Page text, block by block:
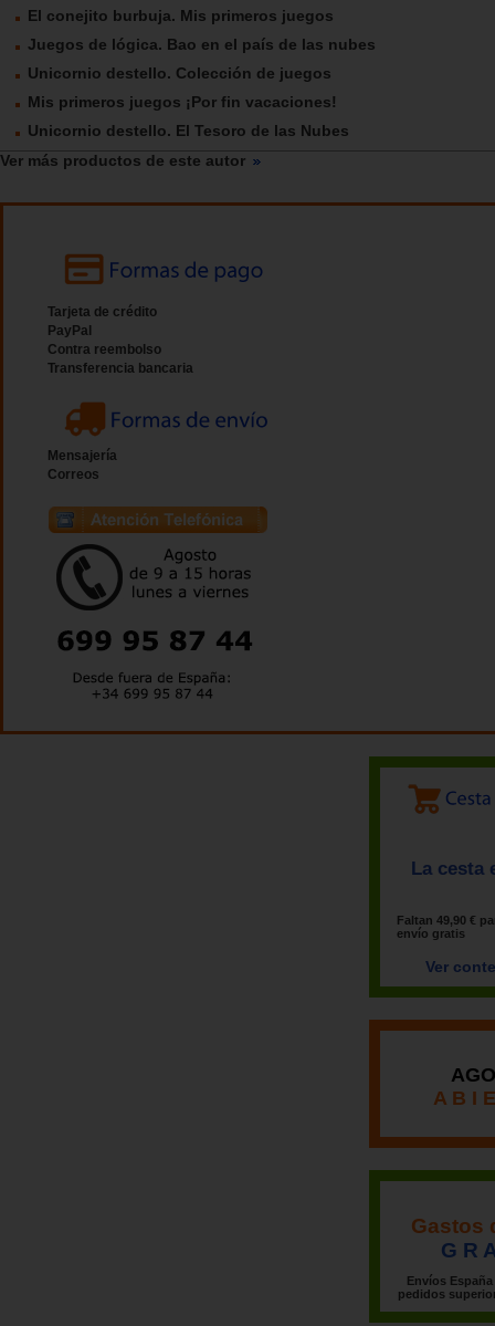
El conejito burbuja. Mis primeros juegos
Juegos de lógica. Bao en el país de las nubes
Unicornio destello. Colección de juegos
Mis primeros juegos ¡Por fin vacaciones!
Unicornio destello. El Tesoro de las Nubes
Ver más productos de este autor
Tarjeta de crédito
PayPal
Contra reembolso
Transferencia bancaria
Mensajería
Correos
La cesta
Faltan 49,90 €
envío gratis
Ver
A B I
Gastos
G R
Envíos
pedidos